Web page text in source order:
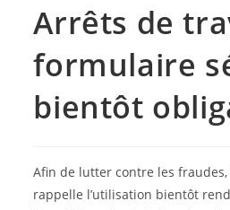
Arrêts de
formulaire
bientôt
Afin de lutter contre les fraudes,
rappelle l’utilisation bientôt